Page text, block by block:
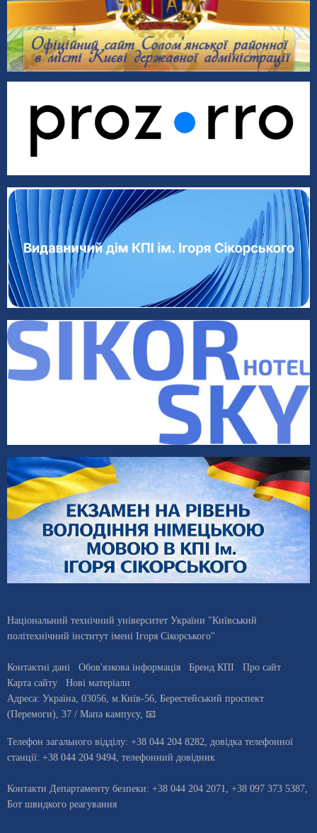
Національний технічний університет України "Київський
політехнічний інститут імені Ігоря Сікорського"
Контактні дані Обов'язкова інформація Бренд КПІ
Про сайт
Карта сайту
Нові матеріали
Адреса: Україна, 03056, м.Київ-56, Берестейський проспект
(Перемоги), 37 / Мапа кампусу, 📧
Телефон загального відділу: +38 044 204 8282 , довiдка телефонної
станцiї: +38 044 204 9494 телефонний довідник
Контакти Департаменту безпеки: +38 044 204 2071, +38 097 373 5387,
Бот швидкого реагування